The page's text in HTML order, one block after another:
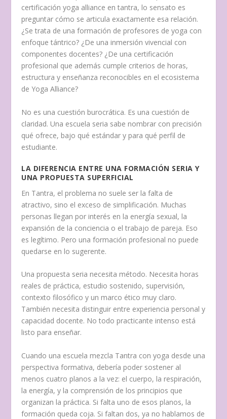
certificación yoga alliance en tantra, lo sensato es
preguntar cómo se articula exactamente esa relación.
¿Se trata de una formación de profesores de yoga con
enfoque tántrico? ¿De una inmersión vivencial con
componentes docentes? ¿De una certificación
profesional que además cumple criterios de horas,
estructura y enseñanza reconocibles en el ecosistema
de Yoga Alliance?
No es una cuestión burocrática. Es una cuestión de
claridad. Una escuela seria sabe nombrar con precisión
qué ofrece, bajo qué estándar y para qué perfil de
estudiante.
LA DIFERENCIA ENTRE UNA FORMACIÓN SERIA Y
UNA PROPUESTA SUPERFICIAL
En Tantra, el problema no suele ser la falta de
atractivo, sino el exceso de simplificación. Muchas
personas llegan por interés en la energía sexual, la
expansión de la conciencia o el trabajo de pareja. Eso
es legítimo. Pero una formación profesional no puede
quedarse en lo sugerente.
Una propuesta seria necesita método. Necesita horas
reales de práctica, estudio sostenido, supervisión,
contexto filosófico y un marco ético muy claro.
También necesita distinguir entre experiencia personal y
capacidad docente. No todo practicante intenso está
listo para enseñar.
Cuando una escuela mezcla Tantra con yoga desde una
perspectiva formativa, debería poder sostener al
menos cuatro planos a la vez: el cuerpo, la respiración,
la energía, y la comprensión de los principios que
organizan la práctica. Si falta uno de esos planos, la
formación queda coja. Si faltan dos, ya no hablamos de